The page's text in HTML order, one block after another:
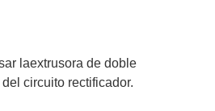
laextrusora de doble
circuito rectificador.